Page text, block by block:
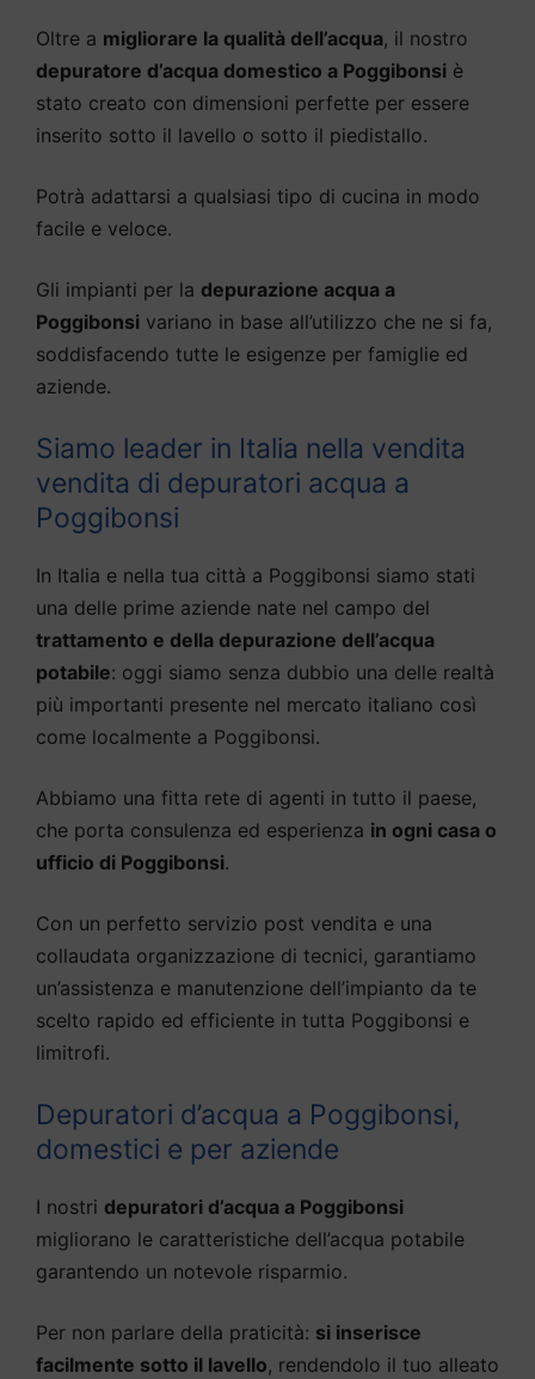
Oltre a migliorare la qualità dell’acqua, il nostro
depuratore d’acqua domestico a Poggibonsi è
stato creato con dimensioni perfette per essere
inserito sotto il lavello o sotto il piedistallo.
Potrà adattarsi a qualsiasi tipo di cucina in modo
facile e veloce.
Gli impianti per la depurazione acqua a
Poggibonsi variano in base all’utilizzo che ne si fa,
soddisfacendo tutte le esigenze per famiglie ed
aziende.
Siamo leader in Italia nella vendita
vendita di depuratori acqua a
Poggibonsi
In Italia e nella tua città a Poggibonsi siamo stati
una delle prime aziende nate nel campo del
trattamento e della depurazione dell’acqua
potabile: oggi siamo senza dubbio una delle realtà
più importanti presente nel mercato italiano così
come localmente a Poggibonsi.
Abbiamo una fitta rete di agenti in tutto il paese,
che porta consulenza ed esperienza in ogni casa o
ufficio di Poggibonsi.
Con un perfetto servizio post vendita e una
collaudata organizzazione di tecnici, garantiamo
un’assistenza e manutenzione dell’impianto da te
scelto rapido ed efficiente in tutta Poggibonsi e
limitrofi.
Depuratori d’acqua a Poggibonsi,
domestici e per aziende
I nostri depuratori d’acqua a Poggibonsi
migliorano le caratteristiche dell’acqua potabile
garantendo un notevole risparmio.
Per non parlare della praticità: si inserisce
facilmente sotto il lavello, rendendolo il tuo alleato